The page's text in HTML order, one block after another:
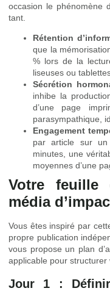
occasion le phénomène
tant.
Rétention
que la
% lors de la
liseuses ou
Sécrétion
inhibe la
d’une page
parasympathique,
Engagement
par article sur un
minutes, une
moyennes d’une
Votre
média
Vous êtes inspiré par
propre publication
vous propose un plan
applicable pour
Jour 1 :